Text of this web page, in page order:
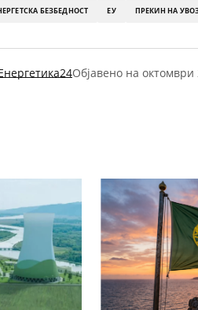
БЕЗБЕДНОСТ ЕУ ПРЕКИН НА
Објавено на октомври